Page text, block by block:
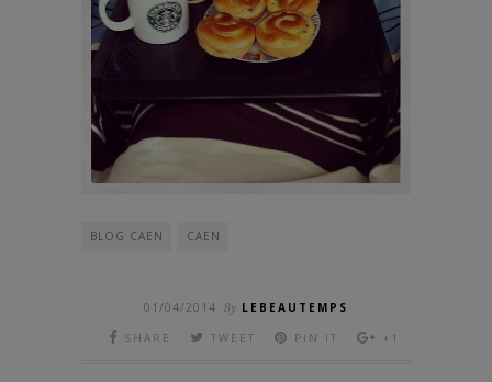
BLOG CAEN CAEN
01/04/2014 By LEBEAUTEMPS
SHARE
TWEET PIN IT +1